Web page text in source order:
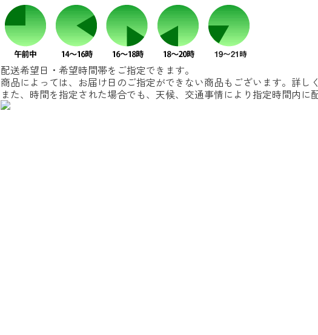
配送希望日・希望時間帯をご指定できます。
商品によっては、お届け日のご指定ができない商品もございます。詳し
また、時間を指定された場合でも、天候、交通事情により指定時間内に